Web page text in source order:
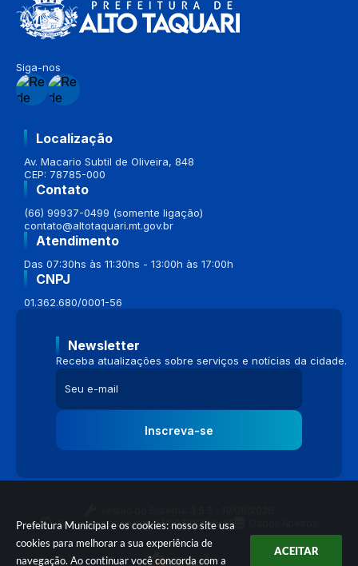
Prefeitura Municipal e os cookies: nosso site usa
cookies para melhorar a sua experiência de
navegação. Ao continuar você concorda com a
ACEITAR
Siga-nos
Localização
Av. Macario Subtil de Oliveira, 848
CEP: 78785-000
Contato
(66) 99937-0499 (somente ligação)
contato@altotaquari.mt.gov.br
Atendimento
Das 07:30hs às 11:30hs - 13:00h às 17:00h
CNPJ
01.362.680/0001-56
Newsletter
Receba atualizações sobre serviços e notícias da cidade.
Inscreva-se
Portal atualizado em:04/08/2026 16:58